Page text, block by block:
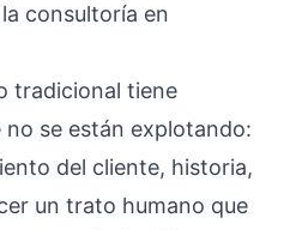
consultoría en
tradicional tiene
se están explotando:
del cliente, historia,
un trato humano que